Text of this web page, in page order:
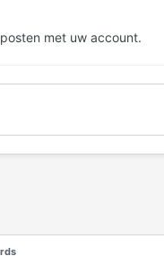
met uw account.